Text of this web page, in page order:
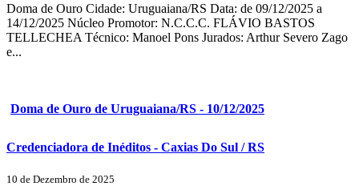
Doma de Ouro Cidade: Uruguaiana/RS Data: de 09/12/2025 a
14/12/2025 Núcleo Promotor: N.C.C.C. FLÁVIO BASTOS
TELLECHEA Técnico: Manoel Pons Jurados: Arthur Severo Zago
e...
Doma de Ouro de Uruguaiana/RS - 10/12/2025
Credenciadora de Inéditos - Caxias Do Sul / RS
10 de Dezembro de 2025